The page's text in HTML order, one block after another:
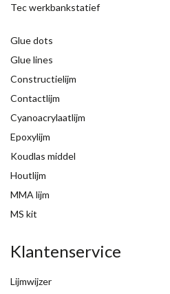
Tec werkbankstatief
Glue dots
Glue lines
Constructielijm
Contactlijm
Cyanoacrylaatlijm
Epoxylijm
Koudlas middel
Houtlijm
MMA lijm
MS kit
Klantenservice
Lijmwijzer